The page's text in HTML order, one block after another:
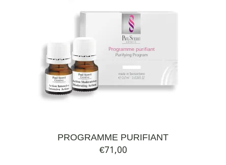
PROGRAMME PURIFIANT
€71,00